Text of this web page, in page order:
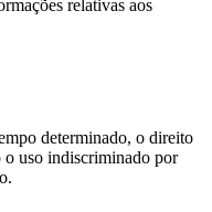
relativas aos
determinado, o direito
o uso indiscriminado por